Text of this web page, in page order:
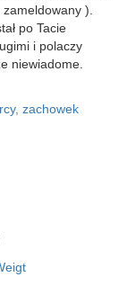
).
po Tacie
i polaczy
niewiadome.
, zachowek